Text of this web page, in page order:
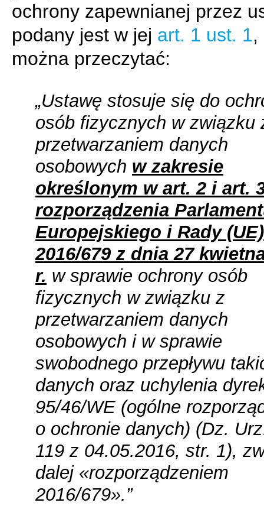
ochrony zapewnianej przez
podany jest w jej art. 1 ust. 1,
można przeczytać:
„Ustawę stosuje się do
osób fizycznych w związku
przetwarzaniem danych
osobowych w zakresie
określonym w art. 2 i art.
rozporządzenia
Europejskiego i Rady (UE)
2016/679 z dnia 27
r. w sprawie ochrony osób
fizycznych w związku z
przetwarzaniem danych
osobowych i w sprawie
swobodnego przepływu
danych oraz uchylenia
95/46/WE (ogólne
o ochronie danych) (Dz.
119 z 04.05.2016, str. 1),
dalej «rozporządzeniem
2016/679».”